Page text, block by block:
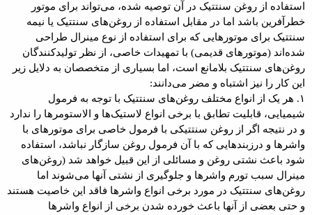
استفاده از روغن سنتتیک در آن توصیه شده، می‌تواند برای موتور
خطرآفرین باشد اما در مقابل استفاده از روغن‌های سنتتیک یا نیمه
سنتتیک برای موتورهایی که برای استفاده از نوع مینرال طراحی
شده‌اند (موتورهای قدیمی) با تمهیدات خاصی، از نظر تولیدکنندگان
روغن‌های سنتتیک بلامانع است، اما بسیاری از متخصصان به دلایل زیر
این کار را نیز اشتباه و مضر می‌دانند:
۱. هر یک از انواع مختلف روغن‌های سنتتیک با توجه به فرمول
شیمیایی، قابلیت تطابق با برخی انواع لاستیک‌ها و الاستومرها را ندارد
و در نتیجه اگر از روغن سنتتیکی با فرمول خاصی برای موتورهای با
واشرها و درزبندهایی که با آن فرمول روغن سازگار نباشد، استفاده
شود باعث نشتی روغن و مسائلی از این قبیل خواهد شد (روغن‌های
مینرال سبب تورم واشرها و جلوگیری از نشتی آنها می‌شوند اما
روغن‌های سنتتیک در مورد برخی انواع واشرها فاقد این خاصیت هستند
و حتی بعضی از آنها باعث خورده شدن برخی از انواع واشرها